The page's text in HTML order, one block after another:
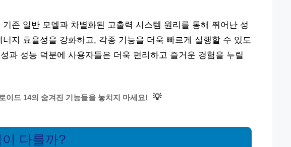
존 일반 모델과 차별화된 고출력 시스템 원리를 통해 뛰어난 성
지 효율성을 강화하고, 각종 기능을 더욱 빠르게 실행할 수 있도
과 성능 덕분에 사용자들은 더욱 편리하고 즐거운 경험을 누릴
이드 14의 숨겨진 기능들을 놓치지 마세요! 💡
다를까?